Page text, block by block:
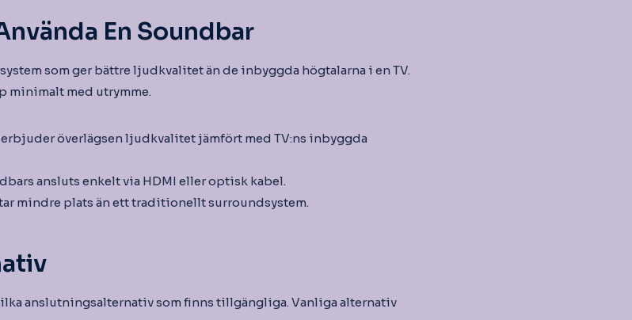
En Soundbar
som ger bättre ljudkvalitet än de inbyggda högtalarna i en TV.
minimalt med utrymme.
överlägsen ljudkvalitet jämfört med TV:ns inbyggda
ansluts enkelt via HDMI eller optisk kabel.
mindre plats än ett traditionellt surroundsystem.
anslutningsalternativ som finns tillgängliga. Vanliga alternativ